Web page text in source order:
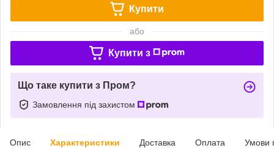
Купити
або
Купити з
Що таке купити з Пром?
Замовлення під захистом
Опис Характеристики Доставка Оплата Умови